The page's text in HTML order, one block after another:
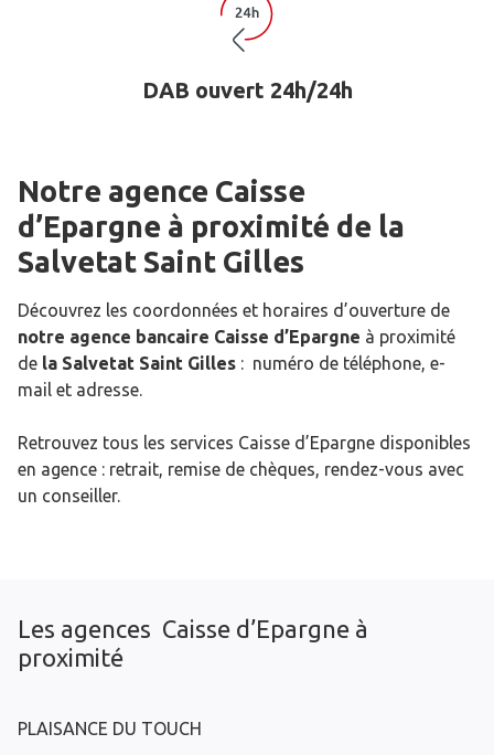
DAB ouvert 24h/24h
Notre agence Caisse
d’Epargne à proximité de la
Salvetat Saint Gilles
Découvrez les coordonnées et horaires d’ouverture de
notre agence bancaire Caisse d’Epargne à proximité
de la Salvetat Saint Gilles : numéro de téléphone, e-
mail et adresse.
Retrouvez tous les services Caisse d’Epargne disponibles
en agence : retrait, remise de chèques, rendez-vous avec
un conseiller.
Les agences Caisse d’Epargne à
proximité
PLAISANCE DU TOUCH